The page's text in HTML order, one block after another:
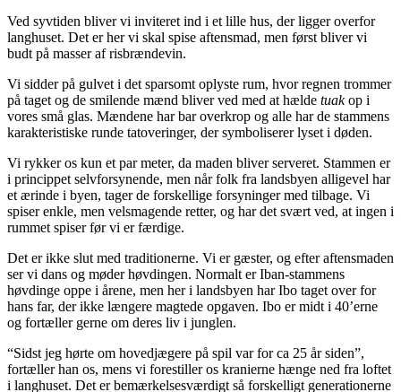
Ved syvtiden bliver vi inviteret ind i et lille hus, der ligger overfor
langhuset. Det er her vi skal spise aftensmad, men først bliver vi
budt på masser af risbrændevin.
Vi sidder på gulvet i det sparsomt oplyste rum, hvor regnen trommer
på taget og de smilende mænd bliver ved med at hælde tuakop i
vores små glas. Mændene har bar overkrop og alle har de stammens
karakteristiske runde tatoveringer, der symboliserer lyset i døden.
Vi rykker os kun et par meter, da maden bliver serveret. Stammen er
i princippet selvforsynende, men når folk fra landsbyen alligevel har
et ærinde i byen, tager de forskellige forsyninger med tilbage. Vi
spiser enkle, men velsmagende retter, og har det svært ved, at ingen i
rummet spiser før vi er færdige.
Det er ikke slut med traditionerne. Vi er gæster, og efter aftensmaden
ser vi dans og møder høvdingen. Normalt er Iban-stammens
høvdinge oppe i årene, men her i landsbyen har Ibo taget over for
hans far, der ikke længere magtede opgaven. Ibo er midt i 40’erne
og fortæller gerne om deres liv i junglen.
“Sidst jeg hørte om hovedjægere på spil var for ca 25 år siden”,
fortæller han os, mens vi forestiller os kranierne hænge ned fra loftet
i langhuset. Det er bemærkelsesværdigt så forskelligt generationerne